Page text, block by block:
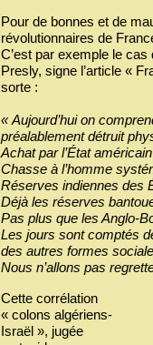
Pour de bonnes et de
révolutionnaires de
C’est par exemple le
Presly, signe l’article «
sorte :
« Aujourd’hui on
préalablement détruit
Achat par l’État
Chasse à l’homme
Réserves indiennes des
Déjà les réserves
Pas plus que les Anglo-
Les jours sont comptés
des autres formes
Nous n’allons pas
Cette corrélation
« colons algériens-
Israël », jugée